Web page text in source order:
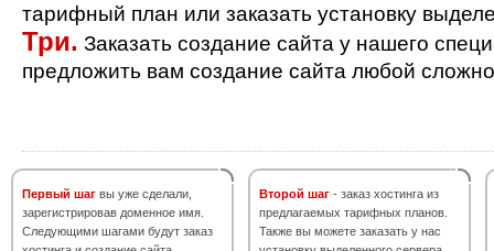
тарифный план или заказать установку
Три. Заказать создание сайта у нашего
предложить вам создание сайта любой
Первый шаг вы уже сделали,
зарегистрировав доменное имя.
Следующими шагами будут заказ
Второй шаг - заказ хостинга из
предлагаемых тарифных планов.
Также вы можете заказать у нас